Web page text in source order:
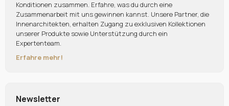
Konditionen zusammen. Erfahre, was du durch eine
Zusammenarbeit mit uns gewinnen kannst. Unsere Partner, die
Innenarchitekten, erhalten Zugang zu exklusiven Kollektionen
unserer Produkte sowie Unterstützung durch ein
Expertenteam.
Erfahre mehr!
Newsletter